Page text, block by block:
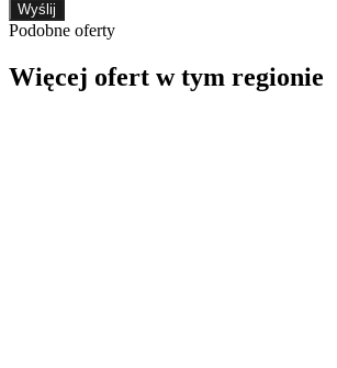
Wyślij
Podobne oferty
Więcej ofert w tym regionie